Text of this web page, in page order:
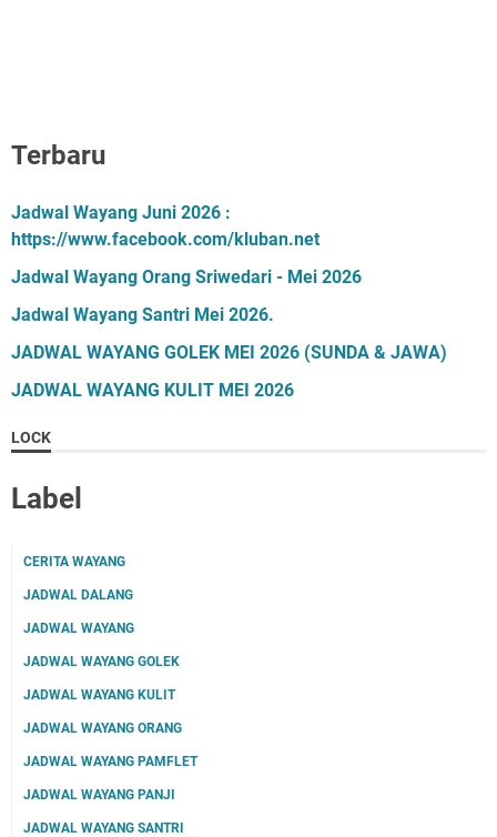
Terbaru
Jadwal Wayang Juni 2026 :
https://www.facebook.com/kluban.net
Jadwal Wayang Orang Sriwedari - Mei 2026
Jadwal Wayang Santri Mei 2026.
JADWAL WAYANG GOLEK MEI 2026 (SUNDA & JAWA)
JADWAL WAYANG KULIT MEI 2026
LOCK
Label
CERITA WAYANG
JADWAL DALANG
JADWAL WAYANG
JADWAL WAYANG GOLEK
JADWAL WAYANG KULIT
JADWAL WAYANG ORANG
JADWAL WAYANG PAMFLET
JADWAL WAYANG PANJI
JADWAL WAYANG SANTRI